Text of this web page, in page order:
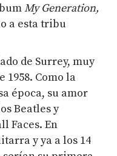
My Generation,
a esta tribu
de Surrey, muy
1958. Como la
época, su amor
Beatlesy
Faces. En
y ya a los 14